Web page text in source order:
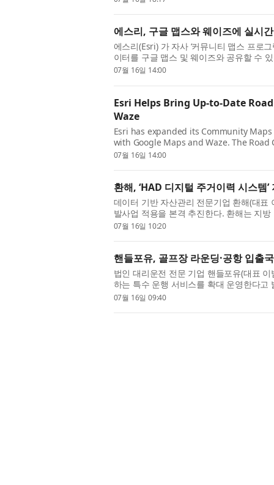
에스리, 구글 맵스와 웨이즈에 실시간
에스리(Esri) 가 자사 ‘커뮤니티 맵스 프로
이터를 구글 맵스 및 웨이즈와 공유할 수
된 ‘도로 통제 솔루션(...
07월 16일 14:00
Esri Helps Bring Up-to-Date
Waze
Esri has expanded its Community
with Google Maps and Waze. The
introduced last year as a way for ...
07월 16일 14:00
환해, ‘HAD 디지털 주거이력 시스템
데이터 기반 자산관리 전문기업 환해(대표
발사업 적용을 본격 추진한다. 환해는 지
기적인 정주 경쟁력...
07월 16일 10:20
핸들포유, 골프장 라운딩·공항 입출
법인 대리운전 전문 기업 핸들포유(대표
하는 특수 운행 서비스를 확대 운영한다
고도 필요한 상황에 ...
07월 16일 09:40